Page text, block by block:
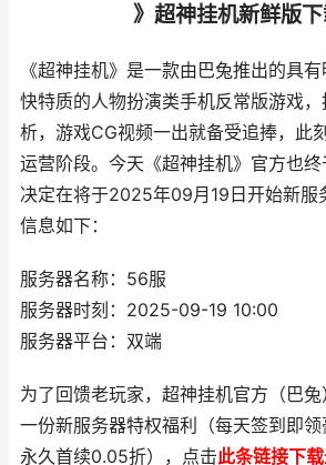
》超神挂机新鲜版
《超神挂机》是一款由巴兔推出的具
快特质的人物扮演类手机反常版游戏
析，游戏CG视频一出就备受追捧，此
运营阶段。今天《超神挂机》官方也
决定在将于2025年09月19日开始新服
信息如下：
服务器名称：56服
服务器时刻：2025-09-19 10:00
服务器平台：双端
为了回馈老玩家，超神挂机官方（巴
一份新服务器特权福利（每天签到即
永久首续0.05折），点击此条链接下